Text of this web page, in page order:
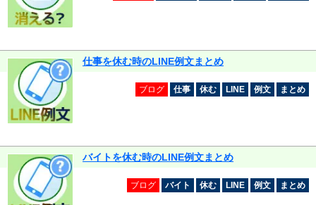
仕事を休む時のLINE例文まとめ
ブログ 仕事 休む LINE 例文 まとめ
バイトを休む時のLINE例文まとめ
ブログ バイト 休む LINE 例文 まとめ